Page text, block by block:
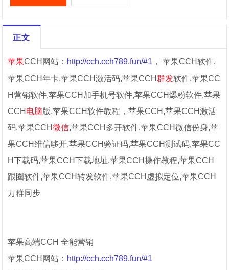
正文
苹果CCH网站： http://cch.cch789.fun/#1 ， 苹果CCH软件,
苹果CCH年卡,苹果CCH激活码,苹果CCH群发软件,苹果CC
H营销软件,苹果CCH加手机号软件,苹果CCH爆粉软件,苹果
CCH 电脑版,苹果CCH软件教程，苹果CCH,苹果CCH激活
码,苹果CCH微信,苹果CCH多开软件,苹果CCH微信份身,苹
果CCH维信哆开,苹果CCH验证码,苹果CCH测试码,苹果CC
H下载码,苹果CCH下载地址,苹果CCH操作教程,苹果CCH
跟圈软件,苹果CCH转发软件,苹果CCH虚拟定位,苹果CCH
万群同步
苹果高端CCH 全能营销
苹果CCH 网站： http://cch.cch789.fun/#1